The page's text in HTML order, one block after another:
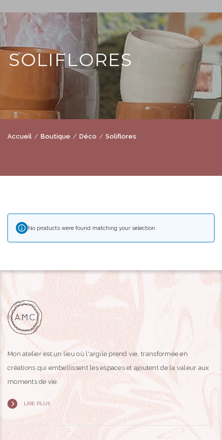
SOLIFLORES
Accueil Boutique Déco Soliflores
No products were found matching your selection.
Mon atelier est un lieu où l'argile prend vie, transformée en
créations qui embellissent les espaces et ajoutent de la valeur aux
moments de vie.
LIRE PLUS